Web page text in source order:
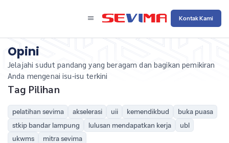
Kontak Kami
Opini
Jelajahi sudut pandang yang beragam dan bagikan pemikiran
Anda mengenai isu-isu terkini
Tag Pilihan
pelatihan sevima akselerasi uii kemendikbud
buka puasa
stkip bandar lampung
lulusan mendapatkan kerja
ubl
ukwms
mitra sevima